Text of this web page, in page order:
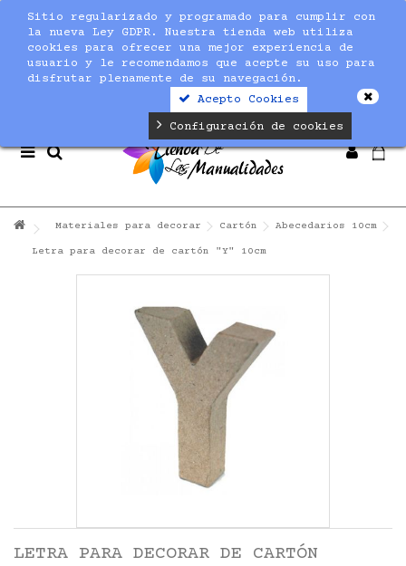
Notice : Undefined index: max_amount in
/home/nuevaltm/public_html/modules/sequracheckout/lib/
on line19
Sitio regularizado y programado para cumplir con
la nueva Ley GDPR. Nuestra tienda web utiliza
cookies para ofrecer una mejor experiencia de
usuario y le recomendamos que acepte su uso para
disfrutar plenamente de su navegación.
Acepto Cookies
Configuración de cookies
Materiales para decorar Cartón Abecedarios 10cm
Letra para decorar de cartón "Y" 10cm
LETRA PARA DECORAR DE CARTÓN